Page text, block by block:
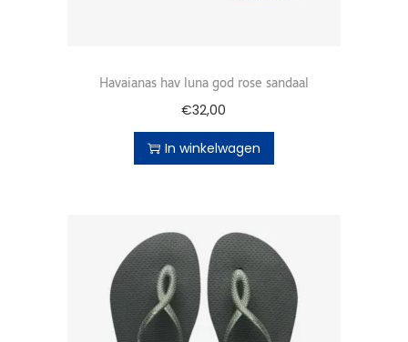
Havaianas hav luna god rose sandaal
€32,00
In winkelwagen